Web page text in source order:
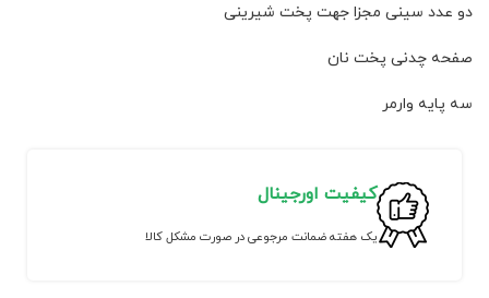
دو عدد سینی مجزا جهت پخت شیرینی
صفحه چدنی پخت نان
سه پایه وارمر
کیفیت اورجینال
یک هفته ضمانت مرجوعی در صورت مشکل کالا